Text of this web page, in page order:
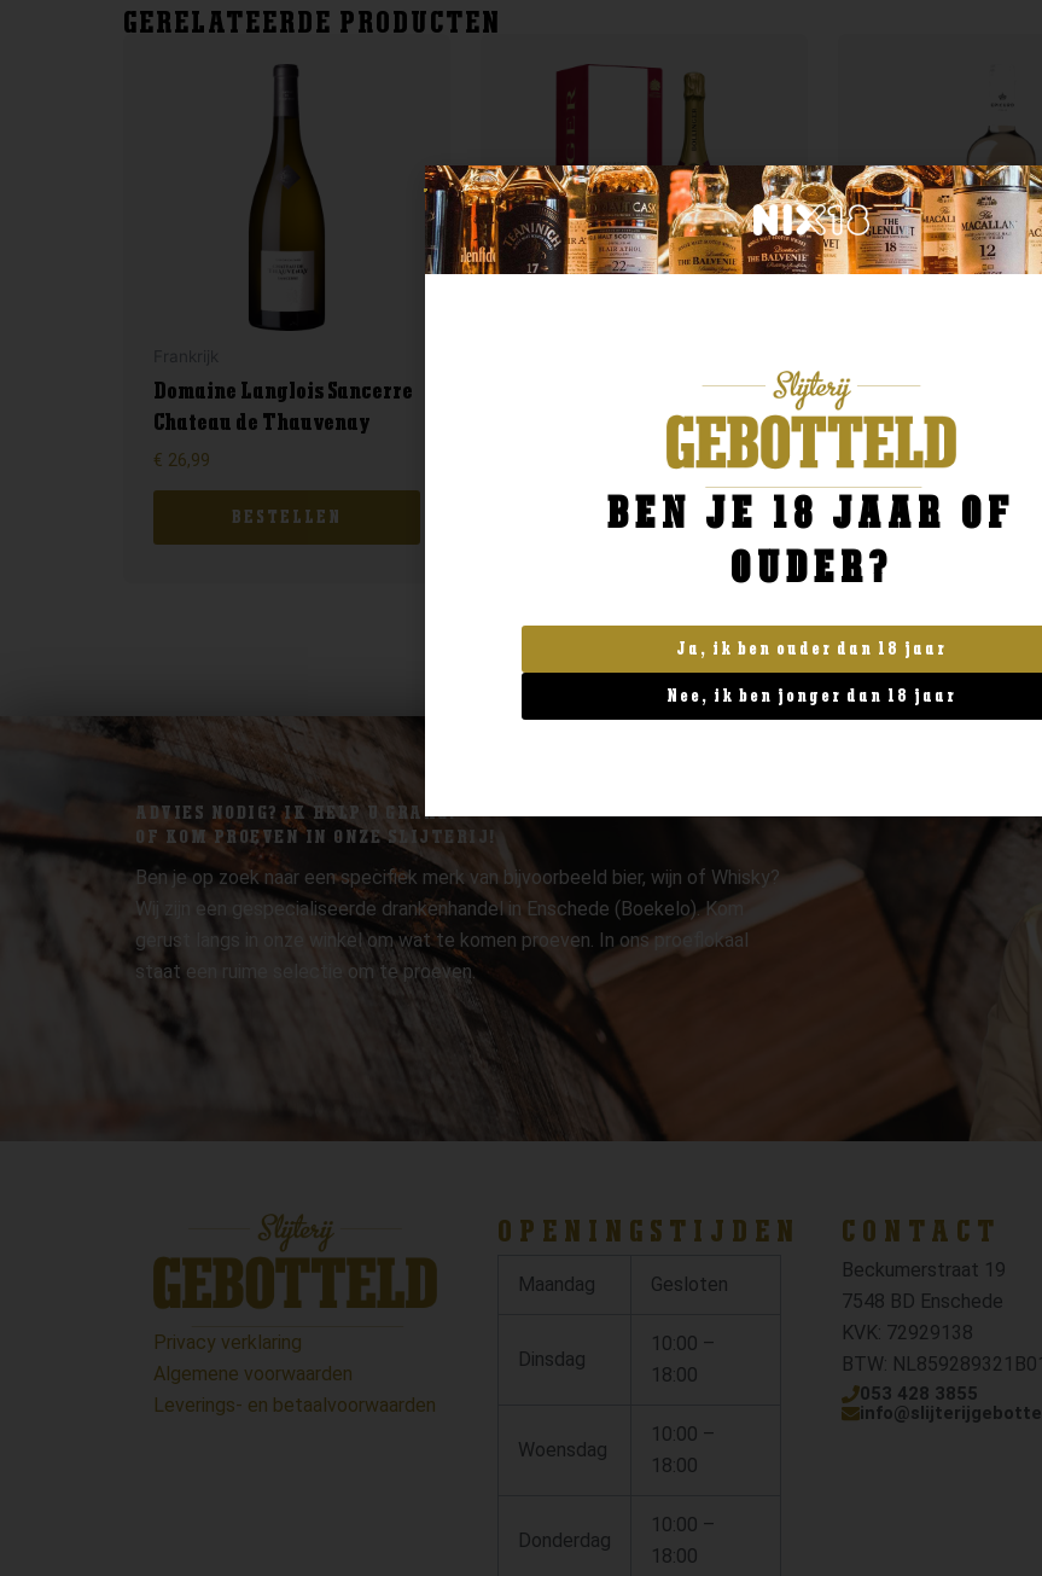
GERELATEERDE PRODUCTEN
Domaine Langlois Sancerre
Chateau de Thauvenay
€ 26,99
BESTELLEN
Bollinger Special Cuvee
BESTELLEN
Italië
Epicuro Rosato
9,24
ADVIES NODIG? IK HELP U GRAAG.
OF KOM PROEVEN IN ONZE SLIJTERIJ!
Ben je op zoek naar een specifiek merk van bijvoorbeeld bier, wijn of Whisky?
Wij zijn een gespecialiseerde drankenhandel in Enschede (Boekelo). Kom
gerust langs in onze winkel om wat te komen proeven. In ons proeflokaal
staat een ruime selectie om te proeven.
Privacy verklaring
Algemene voorwaarden
Leverings- en betaalvoorwaarden
OPENINGSTIJDEN
Maandag Gesloten
Dinsdag
10:00 –
18:00
Woensdag
10:00 –
18:00
Donderdag
10:00 –
18:00
CONTACT
Beckumerstraat 19
7548 BD Enschede
KVK: 72929138
BTW: NL859289321B01
053 428 3855
BEN JE 18 JAAR OF
OUDER?
Ja, ik ben ouder dan 18 jaar
Nee, ik ben jonger dan 18 jaar